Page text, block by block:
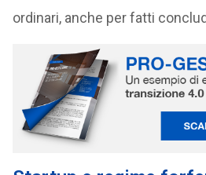
ordinari, anche per fatti